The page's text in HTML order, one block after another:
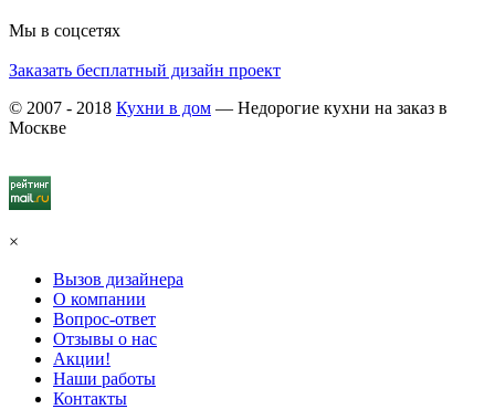
Мы в соцсетях
Заказать бесплатный дизайн проект
© 2007 - 2018 Кухни в дом — Недорогие кухни на заказ в
Москве
×
Вызов дизайнера
О компании
Вопрос-ответ
Отзывы о нас
Акции!
Наши работы
Контакты